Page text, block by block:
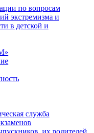
по вопросам
экстремизма и
в детской и
служба
их родителей